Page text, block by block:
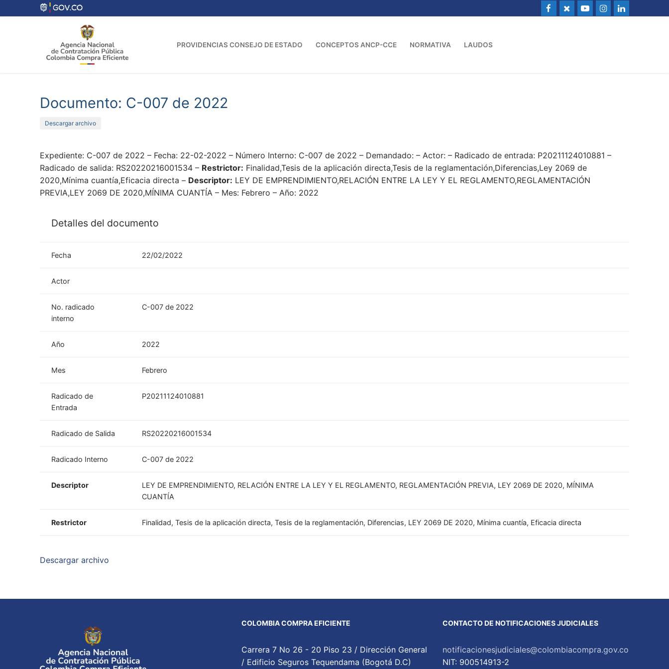
al
PROVIDENCIAS CONSEJO DE ESTADO CONCEPTOS ANCP-CCE NORMATIVA LAUDOS
Documento: C-007 de 2022
Descargar archivo
Expediente: C-007 de 2022 – Fecha: 22-02-2022 – Número Interno: C-007 de 2022 – Demandado: – Actor: – Radicado de entrada: P20211124010881 –
Radicado de salida: RS20220216001534 – Restrictor: Finalidad,Tesis de la aplicación directa,Tesis de la reglamentación,Diferencias,Ley 2069 de
2020,Mínima cuantía,Eficacia directa – Descriptor: LEY DE EMPRENDIMIENTO,RELACIÓN ENTRE LA LEY Y EL REGLAMENTO,REGLAMENTACIÓN
PREVIA,LEY 2069 DE 2020,MÍNIMA CUANTÍA – Mes: Febrero – Año: 2022
Detalles del documento
Fecha 22/02/2022
Actor
No. radicado
interno
C-007 de 2022
Año 2022
Mes Febrero
Radicado de
Entrada
P20211124010881
Radicado de Salida RS20220216001534
Radicado Interno C-007 de 2022
Descriptor
LEY DE EMPRENDIMIENTO, RELACIÓN ENTRE LA LEY Y EL REGLAMENTO, REGLAMENTACIÓN PREVIA, LEY 2069 DE 2020, MÍNIMA
CUANTÍA
Restrictor Finalidad, Tesis de la aplicación directa, Tesis de la reglamentación, Diferencias, LEY 2069 DE 2020, Mínima cuantía, Eficacia directa
Descargar archivo
COLOMBIA COMPRA EFICIENTE
Carrera 7 No 26 - 20 Piso 23 / Dirección General
/ Edificio Seguros Tequendama (Bogotá D.C)
CONTACTO DE NOTIFICACIONES JUDICIALES
notificacionesjudiciales@colombiacompra.gov.co
NIT: 900514913-2